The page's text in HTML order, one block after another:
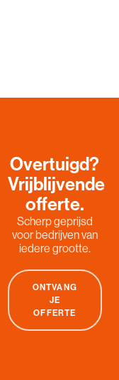
Overtuigd?
Vrijblijvende
offerte.
Scherp geprijsd
voor bedrijven van
iedere grootte.
ONTVANG
JE
OFFERTE